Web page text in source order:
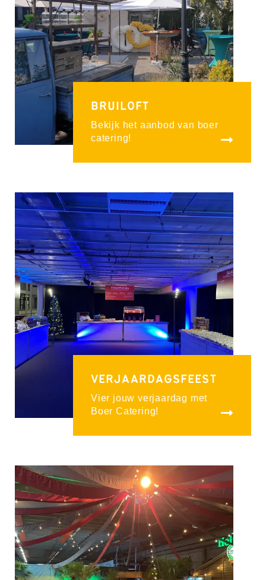
BRUILOFT
Bekijk het aanbod van boer
catering!
VERJAARDAGSFEEST
Vier jouw verjaardag met
Boer Catering!